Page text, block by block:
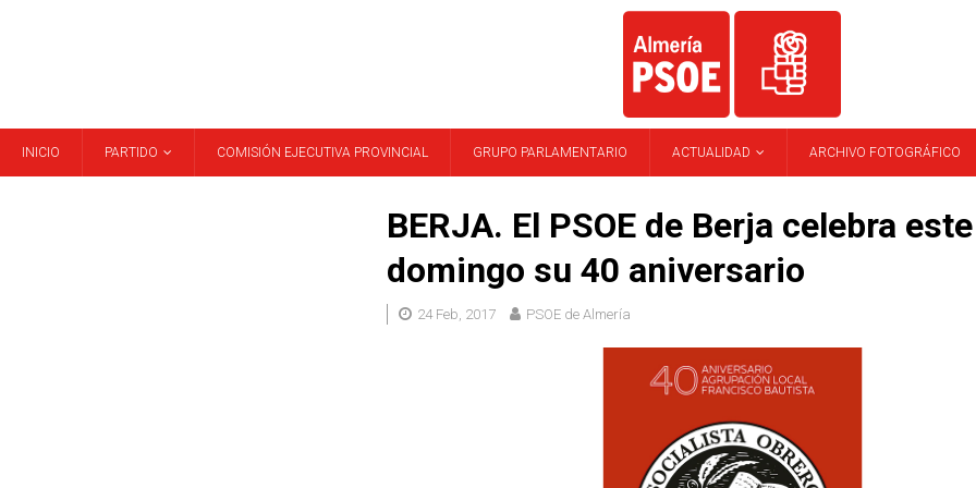
INICIO PARTIDO COMISIÓN EJECUTIVA PROVINCIAL GRUPO PARLAMENTARIO ACTUALIDAD ARCHIVO FOTOGRÁFICO
BERJA. El PSOE de Berja celebra este
domingo su 40 aniversario
24 Feb, 2017 PSOE de Almería